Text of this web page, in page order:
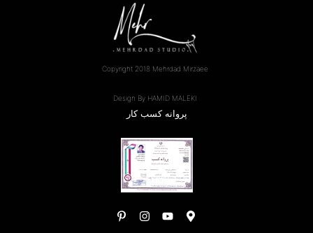
Copyright 2018 Mehrdad Mirzaee
Design By HAMID MALEKI
پروانه کسب کار